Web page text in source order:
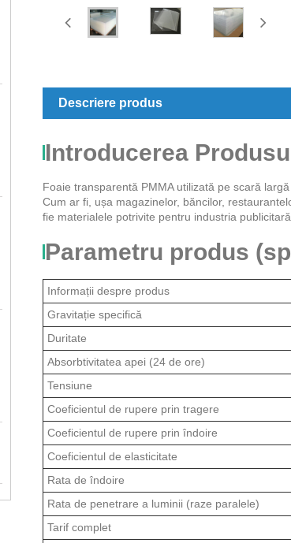
Descriere produs
Introducerea
Foaie transparentă PMMA utilizată pe scară
Cum ar fi, ușa magazinelor, băncilor,
fie materialele potrivite pentru industria publicitară.
Parametru produs
Informații despre produs
Gravitație specifică
Duritate
Absorbtivitatea apei (24 de ore)
Tensiune
Coeficientul de rupere prin tragere
Coeficientul de rupere prin îndoire
Coeficientul de elasticitate
Rata de îndoire
Rata de penetrare a luminii (raze paralele)
Tarif complet